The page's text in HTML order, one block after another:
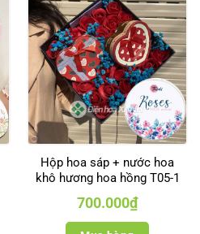
Hộp hoa sáp + nước hoa
khô hương hoa hồng T05-1
700.000₫